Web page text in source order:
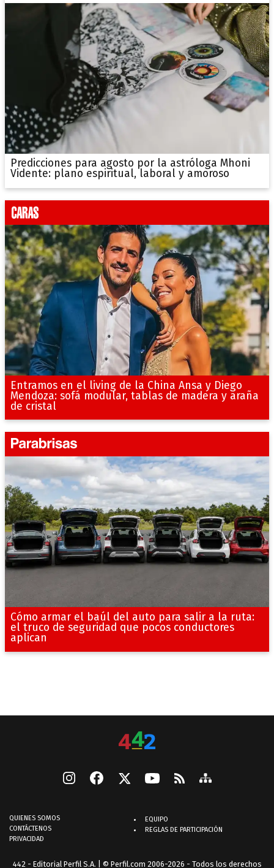
Predicciones para agosto por la astróloga Mhoni
Vidente: plano espiritual, laboral y amoroso
Entramos en el living de la China Ansa y Diego
Mendoza: sofá modular, tablas de madera y araña
de cristal
Cómo armar el baúl del auto para salir a la ruta:
el truco de seguridad que pocos conductores
aplican
QUIENES SOMOS
CONTÁCTENOS
PRIVACIDAD
EQUIPO
REGLAS DE PARTICIPACIÓN
442 - Editorial Perfil S.A. | © Perfil.com 2006-2026 - Todos los derechos